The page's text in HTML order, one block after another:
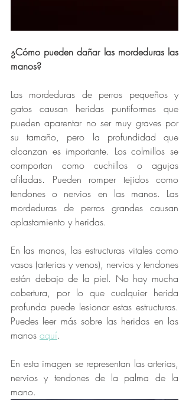
¿Cómo pueden dañar las mordeduras las
manos?
Las mordeduras de perros pequeños y
gatos causan heridas puntiformes que
pueden aparentar no ser muy graves por
su tamaño, pero la profundidad que
alcanzan es importante. Los colmillos se
comportan como cuchillos o agujas
afiladas. Pueden romper tejidos como
tendones o nervios en las manos. Las
mordeduras de perros grandes causan
aplastamiento y heridas.
En las manos, las estructuras vitales como
vasos (arterias y venos), nervios y tendones
están debajo de la piel. No hay mucha
cobertura, por lo que cualquier herida
profunda puede lesionar estas estructuras.
Puedes leer más sobre las heridas en las
manos aquí.
En esta imagen se representan las arterias,
nervios y tendones de la palma de la
mano.